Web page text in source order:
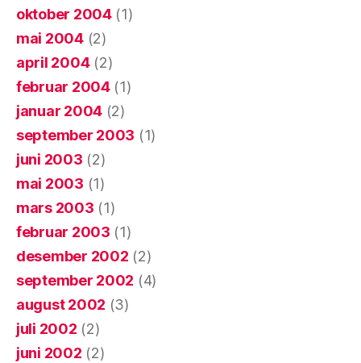
oktober 2004(1)
mai 2004(2)
april 2004(2)
februar 2004(1)
januar 2004 (2)
september 2003 (1)
juni 2003 (2)
mai 2003 (1)
mars 2003 (1)
februar 2003 (1)
desember 2002 (2)
september 2002 (4)
august 2002 (3)
juli 2002 (2)
juni 2002 (2)